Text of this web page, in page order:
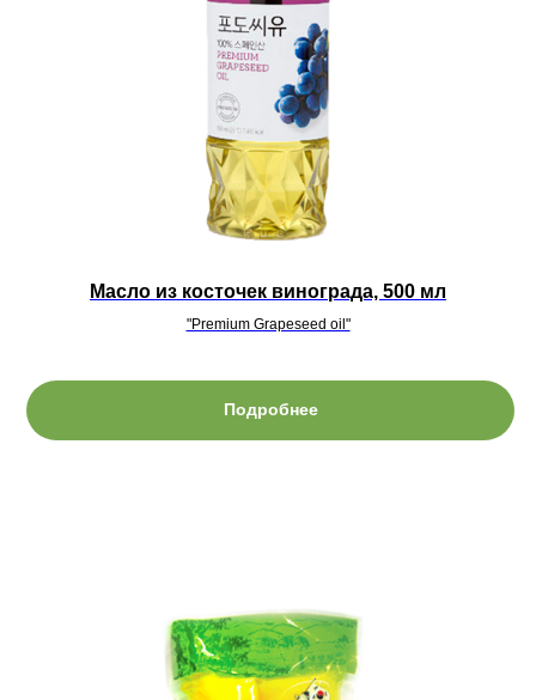
Масло из косточек винограда, 500 мл
"Premium Grapeseed oil"
Подробнее